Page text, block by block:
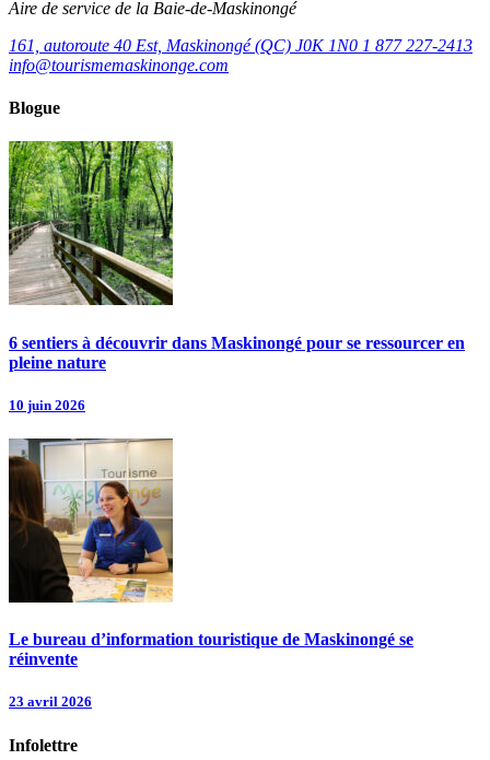
Aire de service de la Baie-de-Maskinongé
161, autoroute 40 Est, Maskinongé (QC) J0K 1N0 1 877 227-2413
info@tourismemaskinonge.com
Blogue
6 sentiers à découvrir dans Maskinongé pour se ressourcer en
pleine nature
10 juin 2026
Le bureau d’information touristique de Maskinongé se
réinvente
23 avril 2026
Infolettre